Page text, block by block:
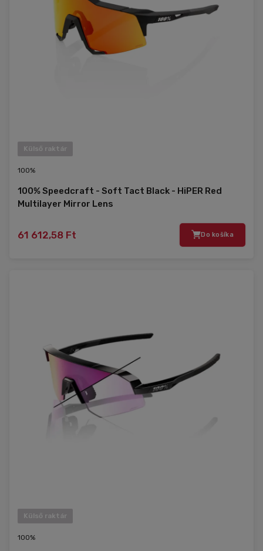
Külső raktár
100%
100% Speedcraft - Soft Tact Black - HiPER Red
Multilayer Mirror Lens
61 612,58 Ft Do košíka
Külső raktár
100%